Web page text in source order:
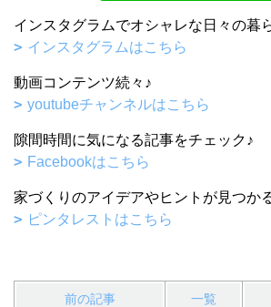
インスタグラムでオシャレな日々の暮
インスタグラムはこちら
動画コンテンツ続々♪
youtubeチャンネルはこちら
隙間時間に気になる記事をチェック♪
Facebookはこちら
家づくりのアイデアやヒントが見つか
ピンタレストはこちら
前の記事 一覧